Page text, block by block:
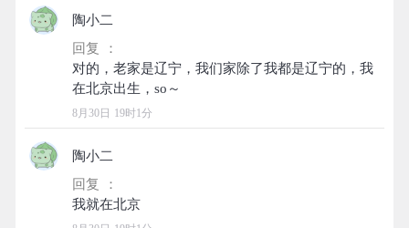
陶小二
回复 ：
对的，老家是辽宁，我们家除了我都是辽宁的，我
8月30日 19时1分
陶小二
回复 ：